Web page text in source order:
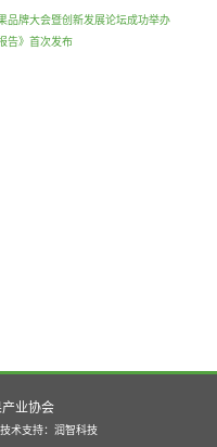
品牌大会暨创新发展论坛成功举办
告》首次发布
业协会
技术支持： 润智科技